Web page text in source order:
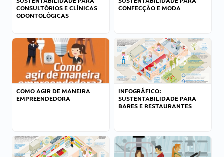
CONSULTÓRIOS E CLÍNICAS
ODONTOLÓGICAS
CONFECÇÃO E MODA
COMO AGIR DE MANEIRA
EMPREENDEDORA
INFOGRÁFICO:
SUSTENTABILIDADE PARA
BARES E RESTAURANTES